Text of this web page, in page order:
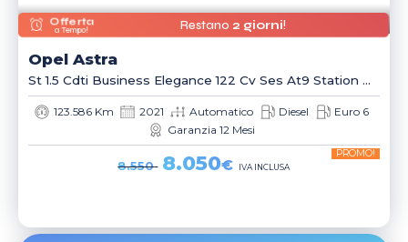
Offerta
a Tempo! Restano 2 giorni
Opel Astra
St 1.5 Cdti Business Elegance 122 Cv Ses At9 Station Wagon
123.586 Km 2021 Automatico Diesel
Euro 6
Garanzia 12 Mesi
8.550 8.050€
PROMO!
IVA INCLUSA